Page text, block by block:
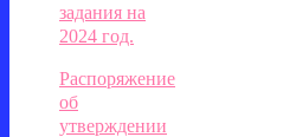
задания на
2024 год.
Распоряжение
об
утверждении